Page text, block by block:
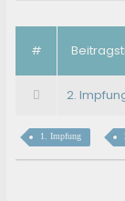
#
2.
1. Impfung